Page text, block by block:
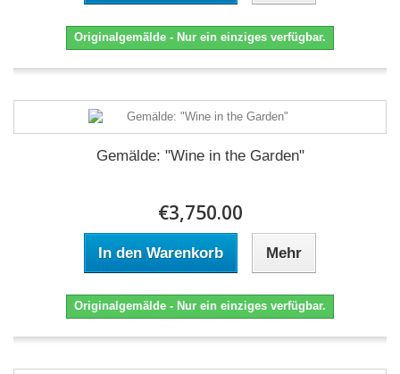
Originalgemälde - Nur ein einziges verfügbar.
Gemälde: "Wine in the Garden"
€3,750.00
In den Warenkorb Mehr
Originalgemälde - Nur ein einziges verfügbar.